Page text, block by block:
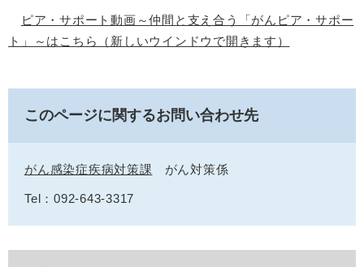
ピア・サポート動画～仲間と支え合う「がんピア・サポー
ト」～はこちら（新しいウインドウで開きます）
このページに関するお問い合わせ先
がん感染症疾病対策課 がん対策係
Tel：092-643-3317